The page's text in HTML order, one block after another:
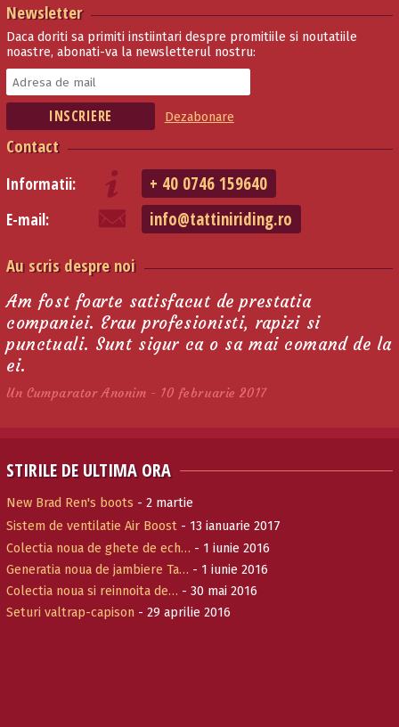
Newsletter
Daca doriti sa primiti instiintari despre promitiile si noutatiile
noastre, abonati-va la newsletterul nostru:
Dezabonare
Contact
Informatii: + 40 0746 159640
E-mail: info@tattiniriding.ro
Au scris despre noi
Am fost foarte satisfacut de prestatia
companiei. Erau profesionisti, rapizi si
punctuali. Sunt sigur ca o sa mai comand de la
ei.
Un Cumparator Anonim - 10 februarie 2017
STIRILE DE ULTIMA ORA
New Brad Ren's boots - 2 martie
Sistem de ventilatie Air Boost - 13 ianuarie 2017
Colectia noua de ghete de ech… - 1 iunie 2016
Generatia noua de jambiere Ta… - 1 iunie 2016
Colectia noua si reinnoita de… - 30 mai 2016
Seturi valtrap-capison - 29 aprilie 2016